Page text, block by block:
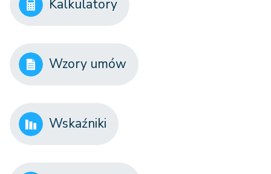
Kalkulatory
Wzory umów
Wskaźniki